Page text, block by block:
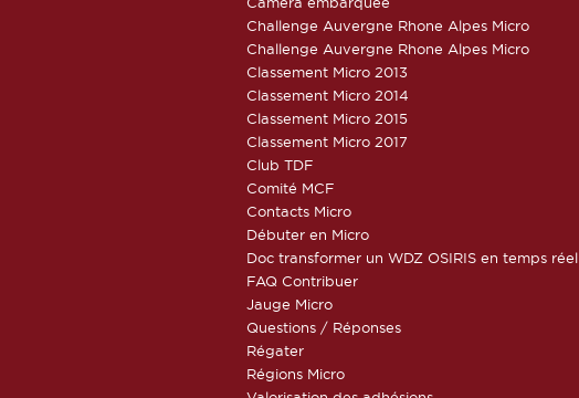
Challenge Auvergne Rhone Alpes Micro
Challenge Auvergne Rhone Alpes Micro
Classement Micro 2013
Classement Micro 2014
Classement Micro 2015
Classement Micro 2017
Club TDF
Comité MCF
Contacts Micro
Débuter en Micro
Doc transformer un WDZ OSIRIS en temps réel
FAQ Contribuer
Jauge Micro
Questions / Réponses
Régater
Régions Micro